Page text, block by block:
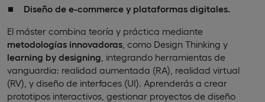
Diseño de e-commerce y plataformas digitales.
El máster combina teoría y práctica mediante
metodologías innovadoras , como Design Thinking y
learning by designing , integrando herramientas de
vanguardia: realidad aumentada (RA), realidad virtual
(RV), y diseño de interfaces (UI). Aprenderás a crear
prototipos interactivos, gestionar proyectos de diseño